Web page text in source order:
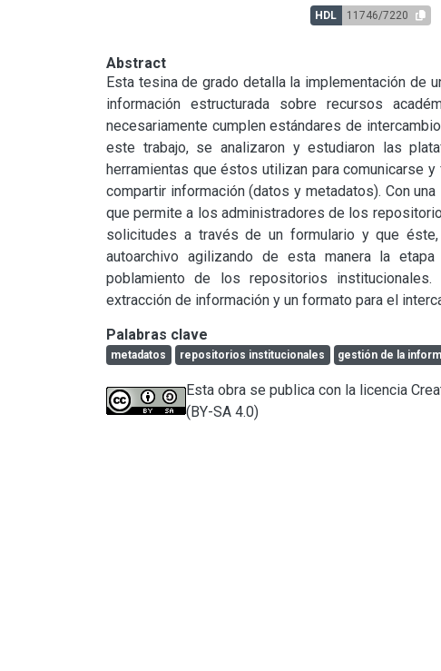
HDL 11746/7220
Abstract
Esta tesina de grado detalla la implementación de
información estructurada sobre recursos
necesariamente cumplen estándares de
este trabajo, se analizaron y estudiaron las
herramientas que éstos utilizan para comunicarse
compartir información (datos y metadatos). Con
que permite a los administradores de los
solicitudes a través de un formulario y que
autoarchivo agilizando de esta manera la
poblamiento de los repositorios
extracción de información y un formato para el
Palabras clave
metadatos repositorios institucionales gestión de la
Esta obra se publica con la licencia
(BY-SA 4.0)